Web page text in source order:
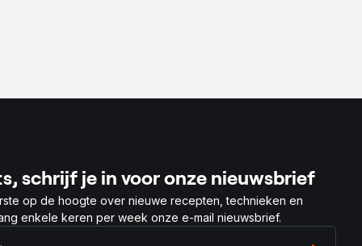
schrijf je in voor onze nieuwsbrief
op de hoogte over nieuwe recepten, technieken en
enkele keren per week onze e-mail nieuwsbrief.